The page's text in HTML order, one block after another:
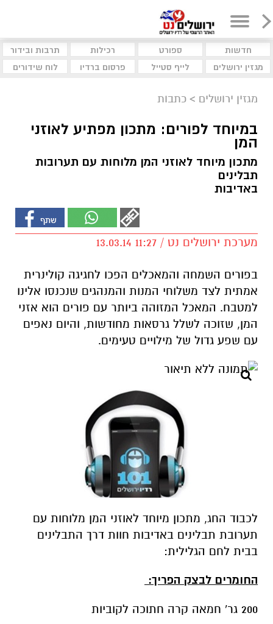
חדשות ספורט רכילות
תרבות ובידור
מגזין ירושלים
לייף סטייל פרסום ברדיו לוח שידורים
מגזין ירושלים > כתבות
במיוחד לפורים: מתכון מפתיע לאוזני
המן
מתכון מיוחד לאוזני המן מלוחות עם תערובות
תבלינים
באדיבות
מערכת ירושלים נט / 11:27 13.03.14
בפורים השמחה והמאכלים הפכו לחגיגה קולינרית
אמתית לצד משלוחי המנות והמנהגים שנכנסו אלינו
למטבח. המאכל המזוהה ביותר עם פורים הוא אזני
המן, שזוכה לשלל גרסאות מחודשות, והיום נאפים
עם שפע גדול של מילויים טעימים.
לכבוד החג, מתכון מיוחד לאוזני המן מלוחות עם
תערובת תבלינים באדיבות חוות דרך התבלינים
בבית לחם הגלילית:
החומרים לבצק הפריך:
200 גר' חמאה קרה חתוכה לקוביות